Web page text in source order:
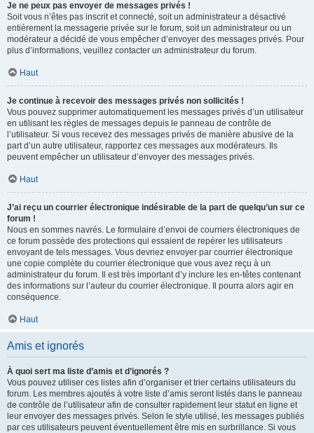
Je ne peux pas envoyer de messages privés !
Soit vous n’êtes pas inscrit et connecté, soit un administrateur a désactivé
entièrement la messagerie privée sur le forum, soit un administrateur ou un
modérateur a décidé de vous empêcher d’envoyer des messages privés. Pour
plus d’informations, veuillez contacter un administrateur du forum.
Haut
Je continue à recevoir des messages privés non sollicités !
Vous pouvez supprimer automatiquement les messages privés d’un utilisateur
en utilisant les règles de messages depuis le panneau de contrôle de
l’utilisateur. Si vous recevez des messages privés de manière abusive de la
part d’un autre utilisateur, rapportez ces messages aux modérateurs. Ils
peuvent empêcher un utilisateur d’envoyer des messages privés.
Haut
J’ai reçu un courrier électronique indésirable de la part de quelqu’un sur ce
forum !
Nous en sommes navrés. Le formulaire d’envoi de courriers électroniques de
ce forum possède des protections qui essaient de repérer les utilisateurs
envoyant de tels messages. Vous devriez envoyer par courrier électronique
une copie complète du courrier électronique que vous avez reçu à un
administrateur du forum. Il est très important d’y inclure les en-têtes contenant
des informations sur l’auteur du courrier électronique. Il pourra alors agir en
conséquence.
Haut
Amis et ignorés
À quoi sert ma liste d’amis et d’ignorés ?
Vous pouvez utiliser ces listes afin d’organiser et trier certains utilisateurs du
forum. Les membres ajoutés à votre liste d’amis seront listés dans le panneau
de contrôle de l’utilisateur afin de consulter rapidement leur statut en ligne et
leur envoyer des messages privés. Selon le style utilisé, les messages publiés
par ces utilisateurs peuvent éventuellement être mis en surbrillance. Si vous